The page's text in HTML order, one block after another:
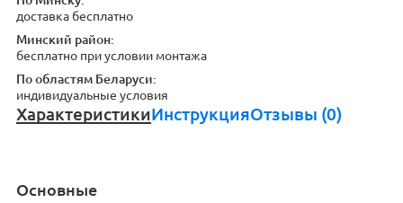
доставка бесплатно
Минский район:
бесплатно при условии монтажа
По областям Беларуси:
индивидуальные условия
ХарактеристикиИнструкцияОтзывы (0)
Основные